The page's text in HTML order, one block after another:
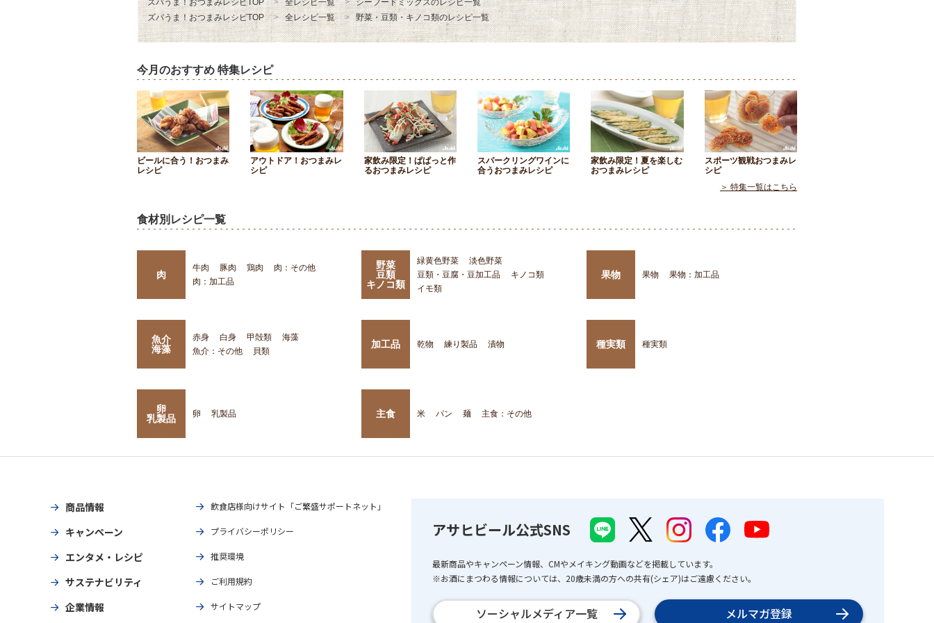
ズバうま！おつまみレシピTOP 全レシピ一覧
シーフードミックスのレシピ一覧
ズバうま！おつまみレシピTOP
全レシピ一覧 野菜・豆類・キノコ類のレシピ一覧
今月のおすすめ 特集レシピ
ビールに合う！おつまみ
レシピ
アウトドア！おつまみレ
シピ
家飲み限定！ぱぱっと作
るおつまみレシピ
スパークリングワインに
合うおつまみレシピ
家飲み限定！夏を楽しむ
おつまみレシピ
スポーツ観戦おつまみレ
シピ
＞ 特集一覧はこちら
食材別レシピ一覧
肉
牛肉 豚肉 鶏肉
肉：その他
肉：加工品
野菜
豆類
キノコ類
緑黄色野菜
淡色野菜
豆類・豆腐・豆加工品
キノコ類
イモ類
果物 果物 果物：加工品
魚介
海藻
赤身 白身 甲殻類
海藻
魚介：その他
貝類
加工品 乾物 練り製品 漬物 種実類 種実類
卵
乳製品
卵 乳製品 主食 米 パン 麺 主食：その他
商品情報
キャンペーン
エンタメ・レシピ
サステナビリティ
企業情報
飲食店様向けサイト「ご繁盛サポートネット」
プライバシーポリシー
推奨環境
ご利用規約
サイトマップ
アサヒビール公式SNS
最新商品やキャンペーン情報、CMやメイキング動画などを掲載しています。
※お酒にまつわる情報については、20歳未満の方への共有(シェア)はご遠慮ください。
ソーシャルメディア一覧 メルマガ登録